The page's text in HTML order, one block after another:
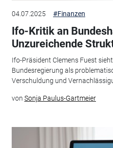
04.07.2025 #Finanzen
Ifo-Kritik an
Unzureichende
Ifo-Präsident Clemens Fuest
Bundesregierung als
Verschuldung und
von Sonja Paulus-Gartmeier